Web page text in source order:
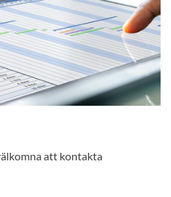
att kontakta